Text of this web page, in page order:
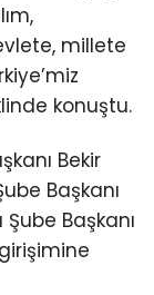
millete
konuştu.
Bekir
Başkanı
Başkanı